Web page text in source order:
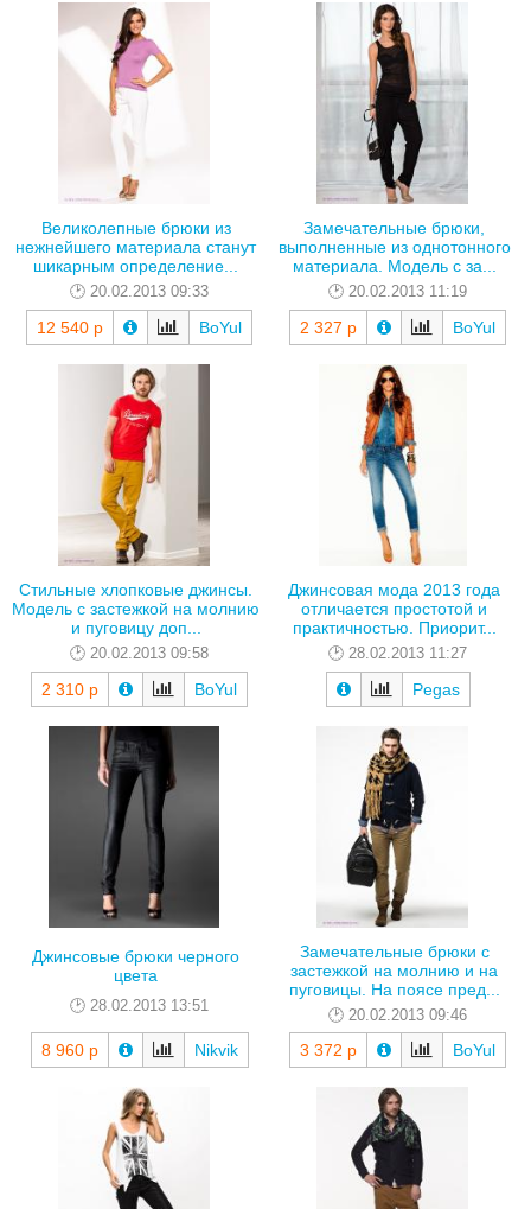
Великолепные брюки из
нежнейшего материала станут
шикарным определение...
20.02.2013 09:33
12 540 р BoYul
Замечательные брюки,
выполненные из однотонного
материала. Модель с за...
20.02.2013 11:19
2 327 р BoYul
Стильные хлопковые джинсы.
Модель с застежкой на молнию
и пуговицу доп...
20.02.2013 09:58
2 310 р BoYul
Джинсовая мода 2013 года
отличается простотой и
практичностью. Приорит...
28.02.2013 11:27
Pegas
Джинсовые брюки черного
цвета
28.02.2013 13:51
8 960 р Nikvik
Замечательные брюки с
застежкой на молнию и на
пуговицы. На поясе пред...
20.02.2013 09:46
3 372 р BoYul